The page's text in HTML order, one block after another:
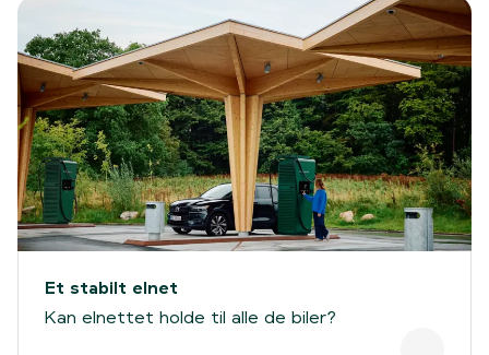
Et stabilt elnet
Kan elnettet holde til alle de biler?